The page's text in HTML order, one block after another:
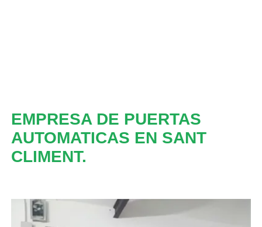
EMPRESA DE PUERTAS
AUTOMATICAS EN SANT
CLIMENT.